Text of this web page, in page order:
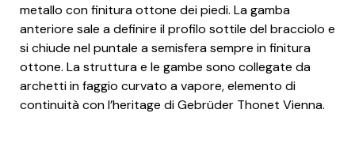
metallo con finitura ottone dei piedi. La gamba
anteriore sale a definire il profilo sottile del bracciolo e
si chiude nel puntale a semisfera sempre in finitura
ottone. La struttura e le gambe sono collegate da
archetti in faggio curvato a vapore, elemento di
continuità con l’heritage di Gebrüder Thonet Vienna.